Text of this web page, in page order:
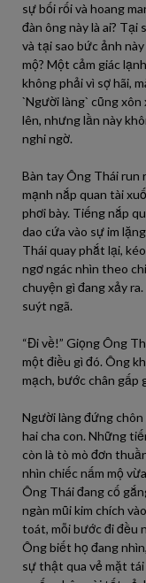
sự bối rối và hoang
đàn ông này là ai? Tại
và tại sao bức ảnh
mộ? Một cảm giác
không phải vì sợ hãi,
`Người làng` cũng
lên, nhưng lần này
nghi ngờ.
Bàn tay Ông Thái run
mạnh nắp quan tài
phơi bày. Tiếng nắp
dao cứa vào sự im
Thái quay phắt lại,
ngơ ngác nhìn theo
chuyện gì đang xảy
suýt ngã.
“Đi về!” Giọng Ông
một điều gì đó. Ông
mạch, bước chân gấp
Người làng đứng
hai cha con. Những
còn là tò mò đơn
nhìn chiếc nấm mộ
Ông Thái đang cố
ngàn mũi kim chích
toát, mỗi bước đi đều
Ông biết họ đang
sự thật qua vẻ mặt